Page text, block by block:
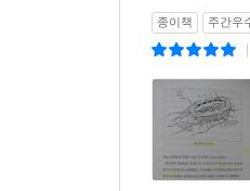
저자에 따르면,
있으면 이른바
심각해진다. 불
맞닥뜨리게 되
“‘원자폭탄의
똑같이 말할지
종이책 주간우